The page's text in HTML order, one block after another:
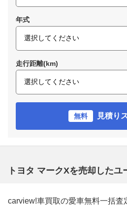
年式
走行距離(km)
無料 見積り
トヨタ マークXを売却したユ
carview!車買取の愛車無料一括査